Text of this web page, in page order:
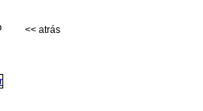
<< atrás